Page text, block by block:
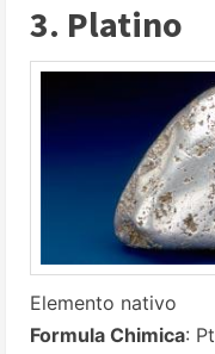
3. Platino
Elemento nativo
Formula Chimica: Pt